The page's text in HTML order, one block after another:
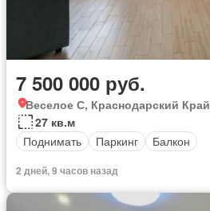
7 500 000 руб.
Веселое С, Краснодарский Край
27 кв.м
Поднимать
Паркинг Балкон
2 дней, 9 часов назад